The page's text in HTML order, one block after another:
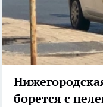
борется с